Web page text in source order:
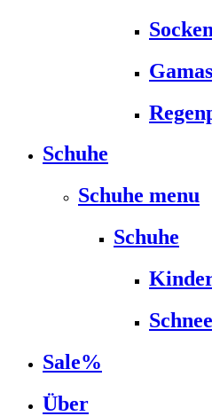
Socken
Schuhe
Schuhe menu
Schuhe
Sale%
Über